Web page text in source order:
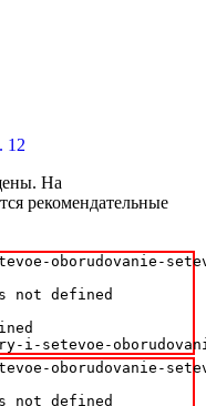
12
На
рекомендательные
oborudovanie-
not defined
i-setevoe-
oborudovanie-
not defined